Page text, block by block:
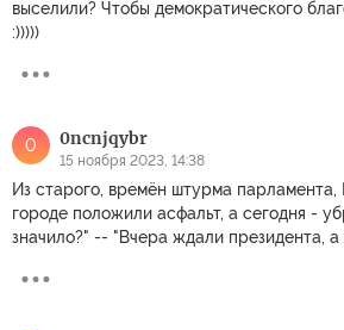
выселили? Чтобы демократического
:)))))
0 0ncnjqybr
15 ноября 2023, 14:38
Из старого, времён штурма
городе положили асфальт, а сегодня -
значило?" -- "Вчера ждали президента, а